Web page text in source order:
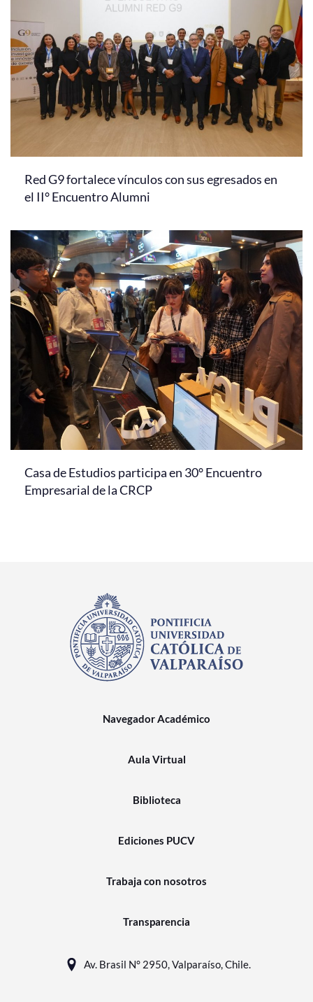
Red G9 fortalece vínculos con sus egresados en
el II° Encuentro Alumni
Casa de Estudios participa en 30° Encuentro
Empresarial de la CRCP
Navegador Académico
Aula Virtual
Biblioteca
Ediciones PUCV
Trabaja con nosotros
Transparencia
Av. Brasil N° 2950, Valparaíso, Chile.